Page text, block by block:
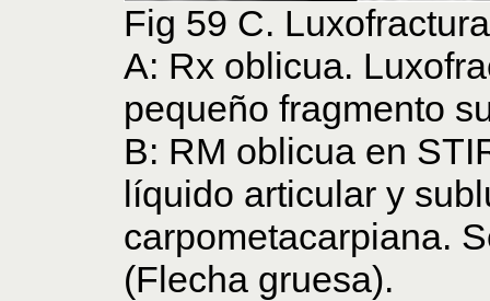
Fig 59 C.
A: Rx oblicua.
pequeño fragmento
B: RM oblicua en
líquido articular y
carpometacarpiana.
(Flecha gruesa).